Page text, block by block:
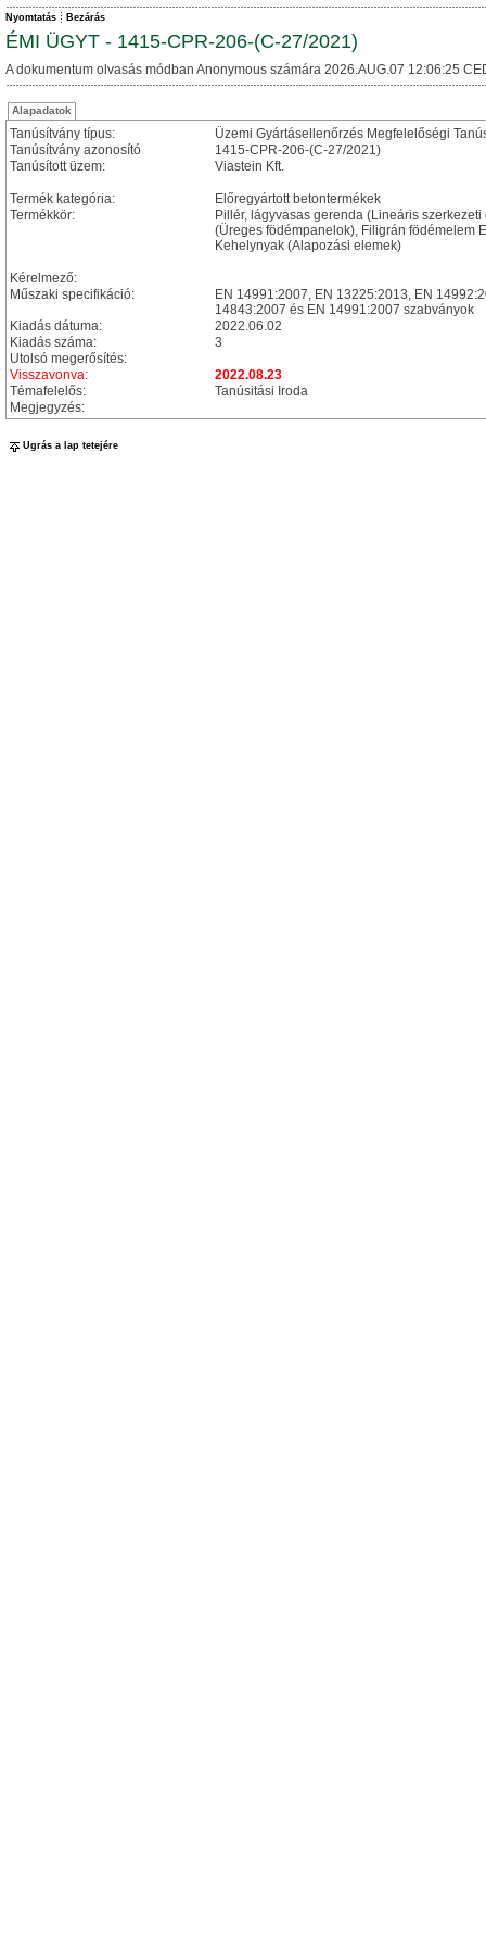
Nyomtatás Bezárás
ÉMI ÜGYT - 1415-CPR-206-(C-27/2021)
A dokumentum olvasás módban Anonymous számára 2026.AUG.07 12:06:25
Alapadatok
Tanúsítvány típus:
Üzemi Gyártásellenőrzés Megfelelőségi
Tanúsítvány azonosító
1415-CPR-206-(C-27/2021)
Tanúsított üzem:
Viastein Kft.
Termék kategória:
Előregyártott betontermékek
Termékkör:
Pillér, lágyvasas gerenda (Lineáris
(Üreges födémpanelok), Filigrán födémelem
Kehelynyak (Alapozási elemek)
Kérelmező:
Műszaki specifikáció:
EN 14991:2007, EN 13225:2013, EN
14843:2007 és EN 14991:2007 szabványok
Kiadás dátuma:
2022.06.02
Kiadás száma:
3
Utolsó megerősítés:
Visszavonva:
2022.08.23
Témafelelős:
Tanúsitási Iroda
Megjegyzés:
Ugrás a lap tetejére